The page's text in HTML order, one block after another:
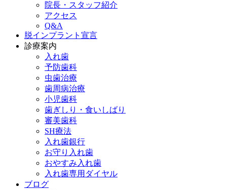
院長・スタッフ紹介
アクセス
Q&A
脱インプラント宣言
診療案内
入れ歯
予防歯科
虫歯治療
歯周病治療
小児歯科
歯ぎしり・食いしばり
審美歯科
SH療法
入れ歯銀行
お守り入れ歯
おやすみ入れ歯
入れ歯専用ダイヤル
ブログ